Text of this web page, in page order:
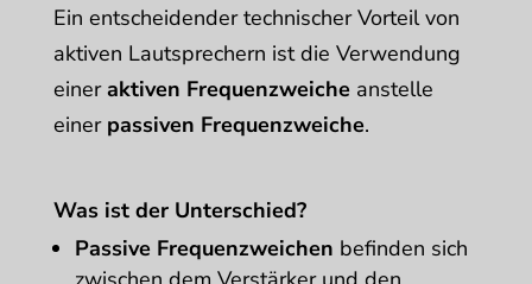
Ein entscheidender technischer Vorteil von
aktiven Lautsprechern ist die Verwendung
eineraktiven Frequenzweicheanstelle
einer passiven Frequenzweiche.
Was ist der Unterschied?
Passive Frequenzweichen befinden sich